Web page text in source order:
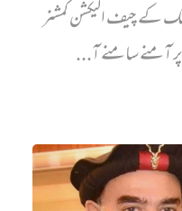
کے چیف الیکشن کمشنر
آمنے سامنے آ...